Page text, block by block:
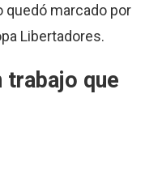
quedó marcado por
Libertadores.
trabajo que